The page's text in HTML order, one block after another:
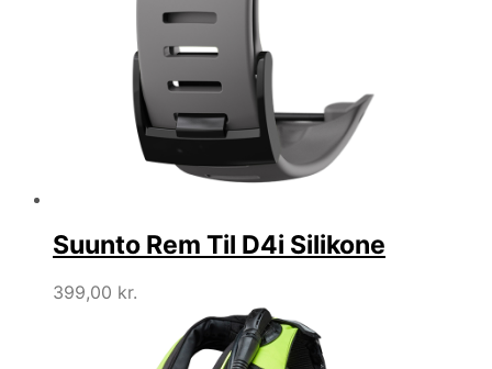
Suunto Rem Til D4i Silikone
399,00 kr.